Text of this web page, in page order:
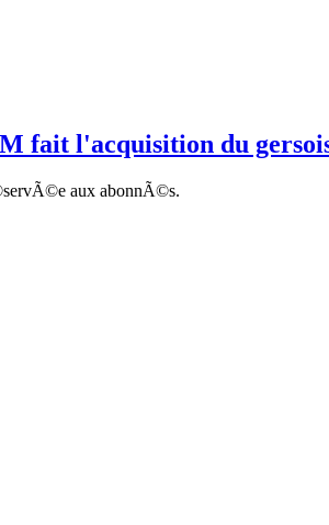
fait l'acquisition du
aux abonnÃ©s.